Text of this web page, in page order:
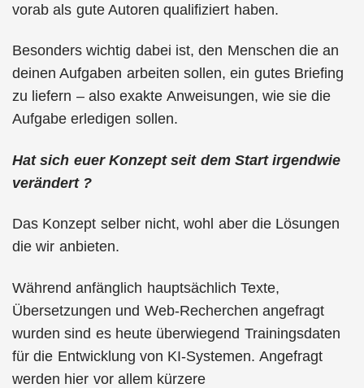
vorab als gute Autoren qualifiziert haben.
Besonders wichtig dabei ist, den Menschen die an
deinen Aufgaben arbeiten sollen, ein gutes Briefing
zu liefern – also exakte Anweisungen, wie sie die
Aufgabe erledigen sollen.
Hat sich euer Konzept seit dem Start irgendwie
verändert ?
Das Konzept selber nicht, wohl aber die Lösungen
die wir anbieten.
Während anfänglich hauptsächlich Texte,
Übersetzungen und Web-Recherchen angefragt
wurden sind es heute überwiegend Trainingsdaten
für die Entwicklung von KI-Systemen. Angefragt
werden hier vor allem kürzere